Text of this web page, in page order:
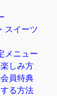
スイーツ
メニュー
しみ方
員特典
る方法